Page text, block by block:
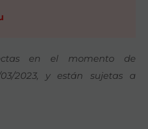
en el momento de
2023, y están sujetas a